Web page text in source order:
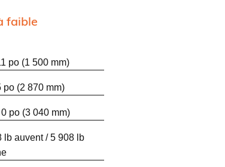
faible
po (1 500 mm)
po (2 870 mm)
po (3 040 mm)
lb auvent / 5 908 lb